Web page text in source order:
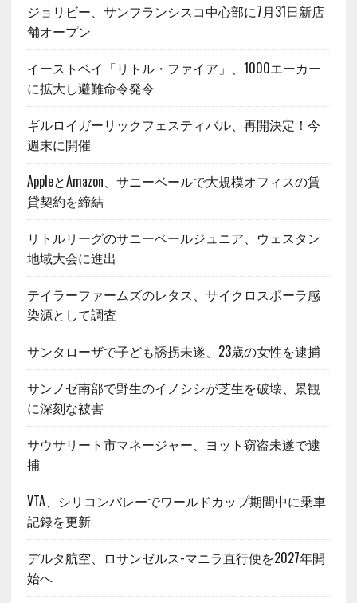
ジョリビー、サンフランシスコ中心部に7月31日新店
舗オープン
イーストベイ「リトル・ファイア」、1000エーカー
に拡大し避難命令発令
ギルロイガーリックフェスティバル、再開決定！今
週末に開催
AppleとAmazon、サニーベールで大規模オフィスの賃
貸契約を締結
リトルリーグのサニーベールジュニア、ウェスタン
地域大会に進出
テイラーファームズのレタス、サイクロスポーラ感
染源として調査
サンタローザで子ども誘拐未遂、23歳の女性を逮捕
サンノゼ南部で野生のイノシシが芝生を破壊、景観
に深刻な被害
サウサリート市マネージャー、ヨット窃盗未遂で逮
捕
VTA、シリコンバレーでワールドカップ期間中に乗車
記録を更新
デルタ航空、ロサンゼルス-マニラ直行便を2027年開
始へ